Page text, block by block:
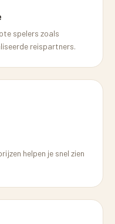
spelers zoals
reispartners.
helpen je snel zien